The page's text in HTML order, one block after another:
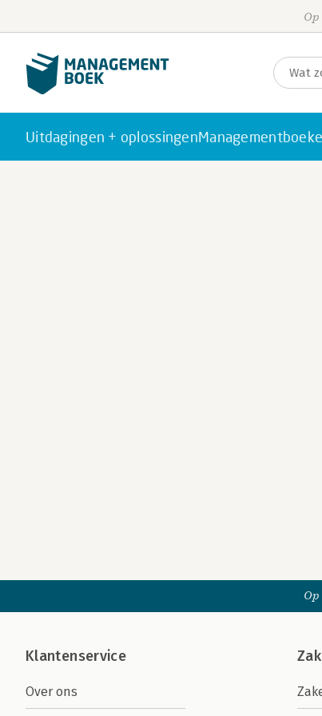
Uitdagingen + oplossingen
Klantenservice
Over ons